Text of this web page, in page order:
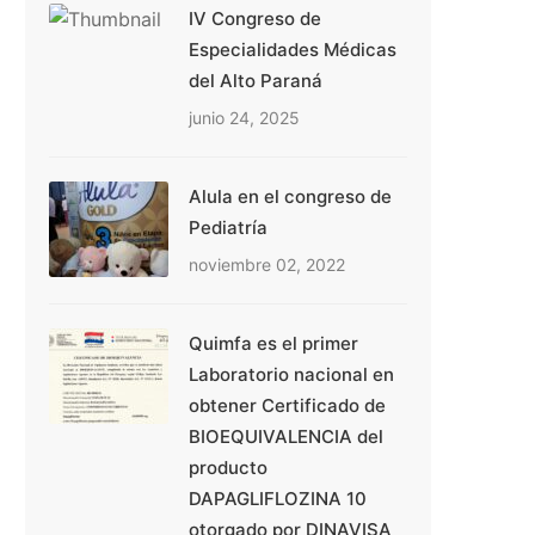
IV Congreso de
Especialidades Médicas
del Alto Paraná
junio 24, 2025
Alula en el congreso de
Pediatría
noviembre 02, 2022
Quimfa es el primer
Laboratorio nacional en
obtener Certificado de
BIOEQUIVALENCIA del
producto
DAPAGLIFLOZINA 10
otorgado por DINAVISA